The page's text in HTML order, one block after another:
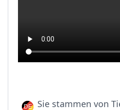
Sie stammen von